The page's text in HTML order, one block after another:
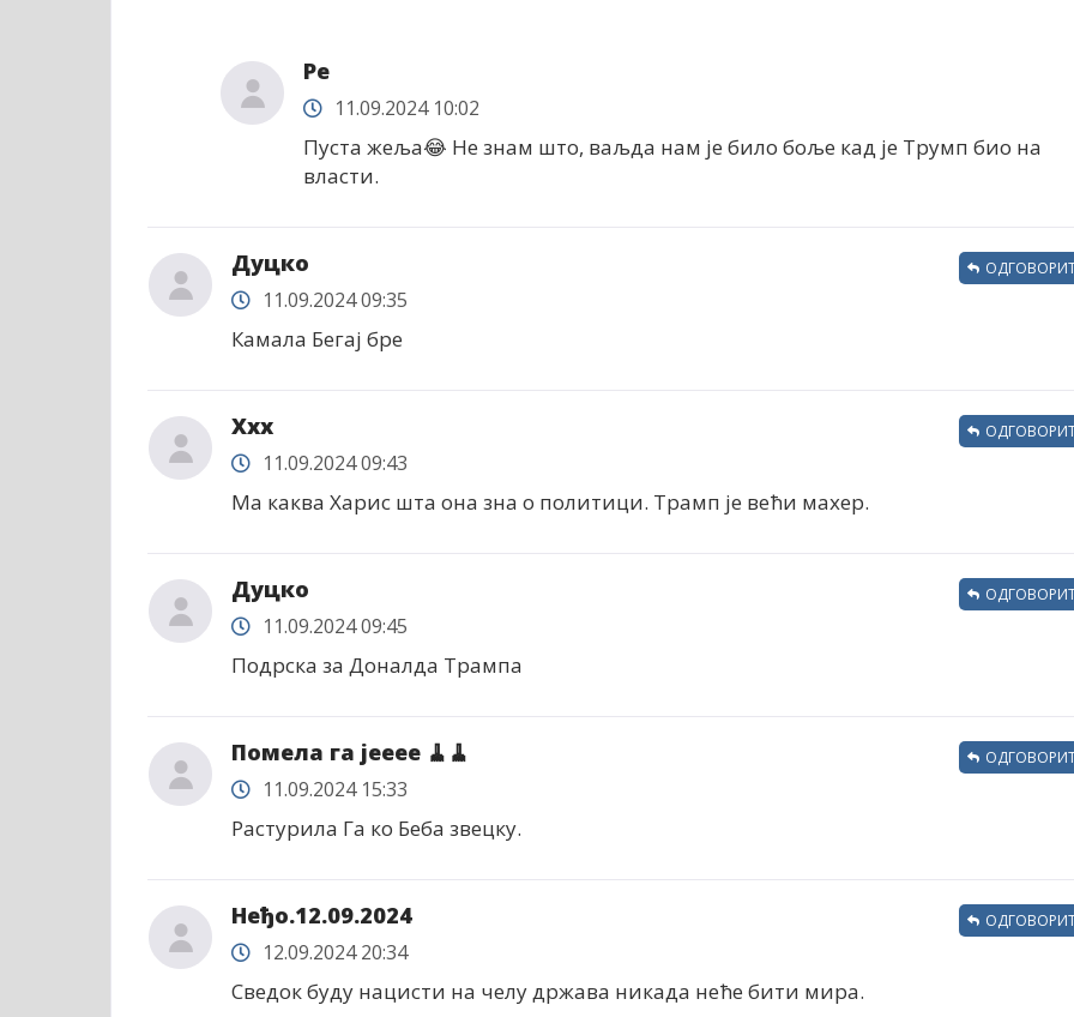
Ре
11.09.2024 10:02
Пуста жеља😂 Не знам што, ваљда нам је било боље кад је Трумп био на
власти.
Дуцко
11.09.2024 09:35
Камала Бегај бре
Ххх
11.09.2024 09:43
Ма каква Харис шта она зна о политици. Трамп је већи махер.
Дуцко
11.09.2024 09:45
Подрска за Доналда Трампа
Помела га јееее 🧹🧹
11.09.2024 15:33
Растурила Га ко Беба звецку.
Неђо.12.09.2024
12.09.2024 20:34
Сведок буду нацисти на челу држава никада неће бити мира.